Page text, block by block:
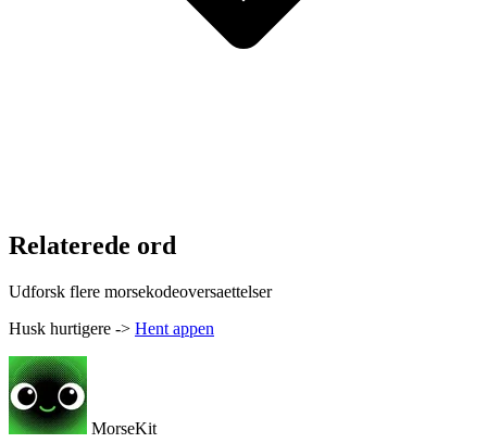
Relaterede ord
Udforsk flere morsekodeoversaettelser
Husk hurtigere -> Hent appen
MorseKit